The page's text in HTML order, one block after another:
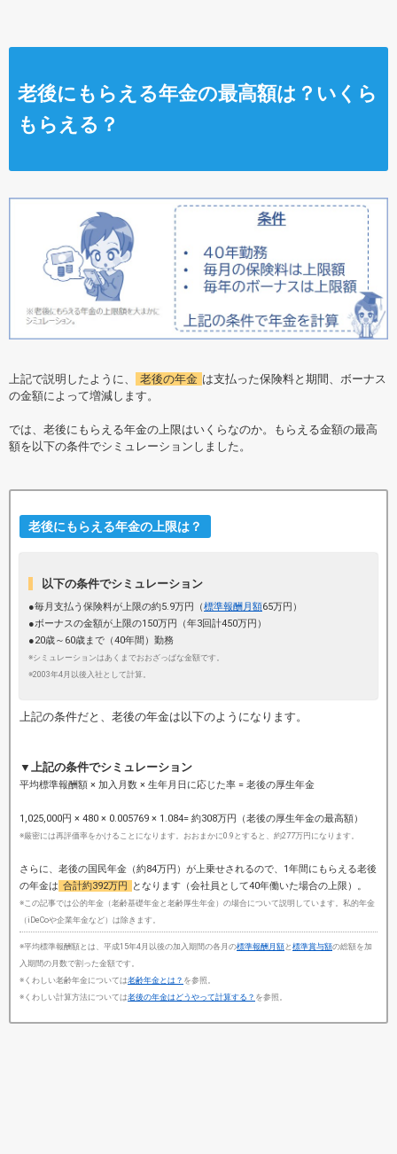
老後にもらえる年金の最高額は？いくら
もらえる？
上記で説明したように、 老後の年金 は支払った保険料と期間、ボーナス
の金額によって増減します。
では、老後にもらえる年金の上限はいくらなのか。もらえる金額の最高
額を以下の条件でシミュレーションしました。
老後にもらえる年金の上限は？
以下の条件でシミュレーション
●毎月支払う保険料が上限の約5.9万円（標準報酬月額65万円）
●ボーナスの金額が上限の150万円（年3回計450万円）
●20歳～60歳まで（40年間）勤務
※シミュレーションはあくまでおおざっぱな金額です。
※2003年4月以後入社として計算。
上記の条件だと、老後の年金は以下のようになります。
▼上記の条件でシミュレーション
平均標準報酬額 × 加入月数 × 生年月日に応じた率 = 老後の厚生年金
1,025,000円 × 480 × 0.005769 × 1.084= 約308万円（老後の厚生年金の最高額）
※厳密には再評価率をかけることになります。おおまかに0.9とすると、約277万円になります。
さらに、老後の国民年金（約84万円）が上乗せされるので、1年間にもらえる老後
の年金は 合計約392万円 となります（会社員として40年働いた場合の上限）。
※この記事では公的年金（老齢基礎年金と老齢厚生年金）の場合について説明しています。私的年金
（iDeCoや企業年金など）は除きます。
※平均標準報酬額とは、平成15年4月以後の加入期間の各月の標準報酬月額と 標準賞与額の総額を加
入期間の月数で割った金額です。
※くわしい老齢年金については老齢年金とは？ を参照。
※くわしい計算方法については老後の年金はどうやって計算する？ を参照。